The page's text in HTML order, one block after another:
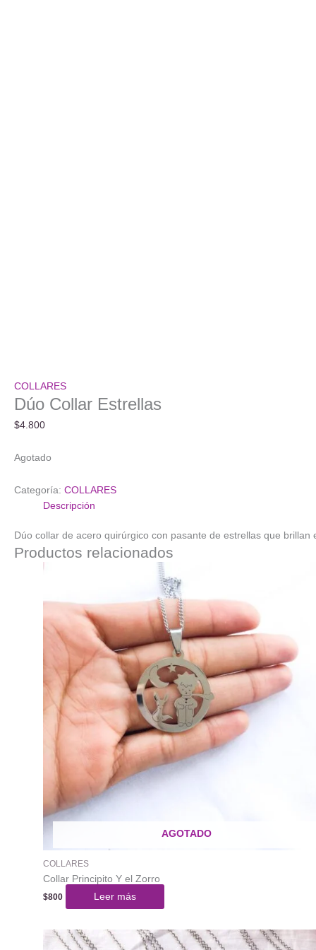
COLLARES
Dúo Collar Estrellas
$4.800
Agotado
Categoría: COLLARES
Descripción
Dúo collar de acero quirúrgico con pasante de estrellas que brillan
Productos relacionados
AGOTADO
COLLARES
Collar Principito Y el Zorro
$800 Leer más